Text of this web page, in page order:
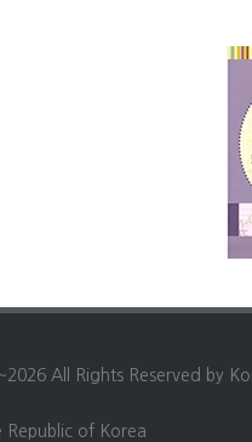
All Rights Reserved by
Republic of Korea